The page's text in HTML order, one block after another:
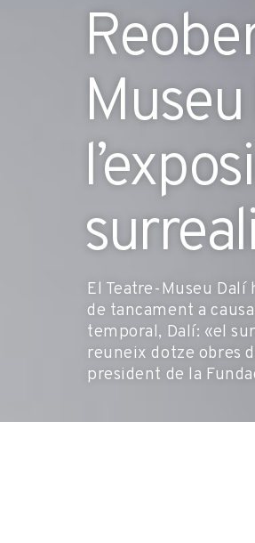
El Teatre-Museu Dalí
de tancament a
temporal, Dalí: «el
reuneix dotze obres
president de la